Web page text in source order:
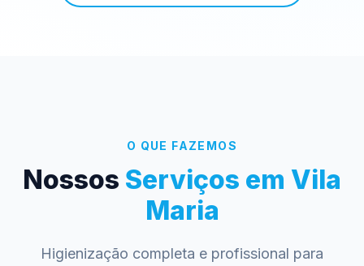
O QUE FAZEMOS
Nossos Serviços em Vila
Maria
Higienização completa e profissional para